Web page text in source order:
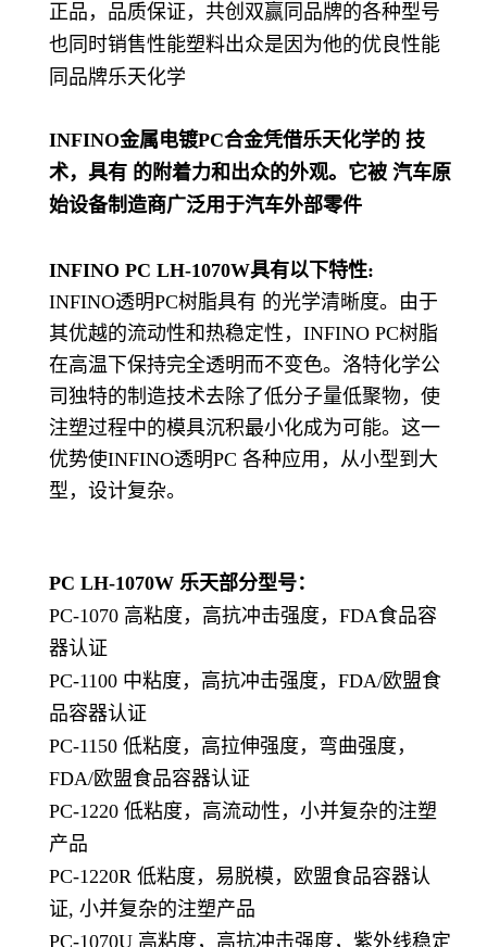
正品，品质保证，共创双赢同品牌的各种型号
也同时销售性能塑料出众是因为他的优良性能
同品牌乐天化学
INFINO金属电镀PC合金凭借乐天化学的 技
术，具有 的附着力和出众的外观。它被 汽车原
始设备制造商广泛用于汽车外部零件
INFINO PC LH-1070W具有以下特性:
INFINO透明PC树脂具有 的光学清晰度。由于
其优越的流动性和热稳定性，INFINO PC树脂
在高温下保持完全透明而不变色。洛特化学公
司独特的制造技术去除了低分子量低聚物，使
注塑过程中的模具沉积最小化成为可能。这一
优势使INFINO透明PC 各种应用，从小型到大
型，设计复杂。
PC LH-1070W 乐天部分型号：
PC-1070 高粘度，高抗冲击强度，FDA食品容
器认证
PC-1100 中粘度，高抗冲击强度，FDA/欧盟食
品容器认证
PC-1150 低粘度，高拉伸强度，弯曲强度，
FDA/欧盟食品容器认证
PC-1220 低粘度，高流动性，小并复杂的注塑
产品
PC-1220R 低粘度，易脱模，欧盟食品容器认
证, 小并复杂的注塑产品
PC-1070U 高粘度，高抗冲击强度，紫外线稳定